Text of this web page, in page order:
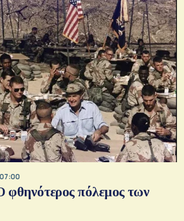
φθηνότερος πόλεμος των